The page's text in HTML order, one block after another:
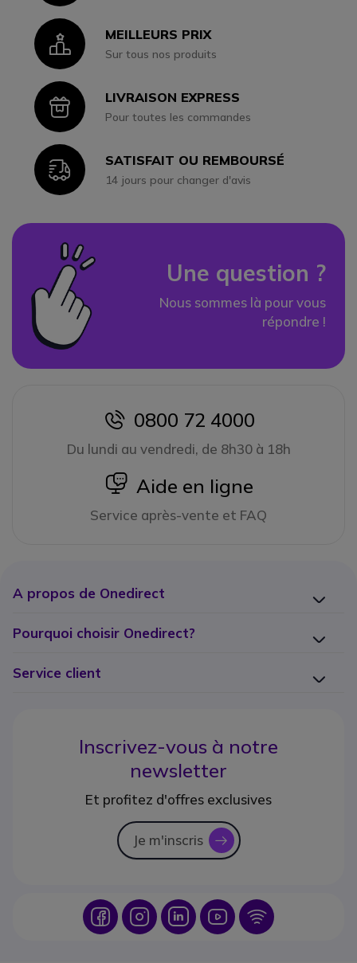
IconMEILLEURS PRIX
Sur tous nos produits
IconLIVRAISON EXPRESS
Pour toutes les commandes
IconSATISFAIT OU REMBOURSÉ
14 jours pour changer d'avis
Une question ?
Nous sommes là pour vous
répondre !
icon
0800 72 4000
Du lundi au vendredi, de 8h30 à 18h
icon
Aide en ligne
Service après-vente et FAQ
A propos de Onedirect
Pourquoi choisir Onedirect?
Service client
Inscrivez-vous à notre
newsletter
Et profitez d'offres exclusives
Je m'inscris icon
Icon IconIcon Icon Icon